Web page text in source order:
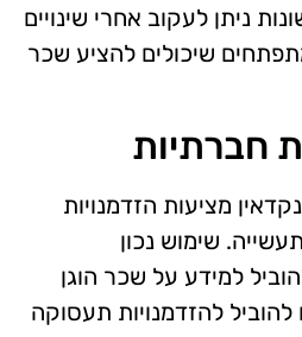
ניתן לעקוב אחרי שינויים
שיכולים להציע שכר
חברתיות
מציעות הזדמנויות
שימוש נכון
למידע על שכר הוגן
להוביל להזדמנויות תעסוקה